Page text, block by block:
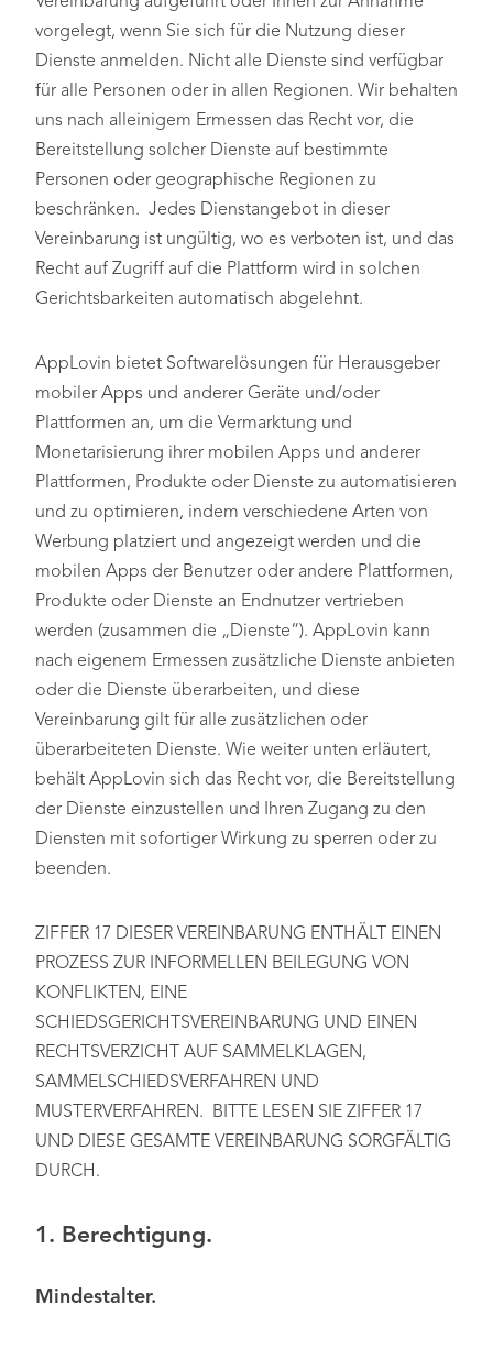
vorgelegt, wenn Sie sich für die Nutzung dieser
Dienste anmelden. Nicht alle Dienste sind verfügbar
für alle Personen oder in allen Regionen. Wir behalten
uns nach alleinigem Ermessen das Recht vor, die
Bereitstellung solcher Dienste auf bestimmte
Personen oder geographische Regionen zu
beschränken. Jedes Dienstangebot in dieser
Vereinbarung ist ungültig, wo es verboten ist, und das
Recht auf Zugriff auf die Plattform wird in solchen
Gerichtsbarkeiten automatisch abgelehnt.
AppLovin bietet Softwarelösungen für Herausgeber
mobiler Apps und anderer Geräte und/oder
Plattformen an, um die Vermarktung und
Monetarisierung ihrer mobilen Apps und anderer
Plattformen, Produkte oder Dienste zu automatisieren
und zu optimieren, indem verschiedene Arten von
Werbung platziert und angezeigt werden und die
mobilen Apps der Benutzer oder andere Plattformen,
Produkte oder Dienste an Endnutzer vertrieben
werden (zusammen die „Dienste“). AppLovin kann
nach eigenem Ermessen zusätzliche Dienste anbieten
oder die Dienste überarbeiten, und diese
Vereinbarung gilt für alle zusätzlichen oder
überarbeiteten Dienste. Wie weiter unten erläutert,
behält AppLovin sich das Recht vor, die Bereitstellung
der Dienste einzustellen und Ihren Zugang zu den
Diensten mit sofortiger Wirkung zu sperren oder zu
beenden.
ZIFFER 17 DIESER VEREINBARUNG ENTHÄLT EINEN
PROZESS ZUR INFORMELLEN BEILEGUNG VON
KONFLIKTEN, EINE
SCHIEDSGERICHTSVEREINBARUNG UND EINEN
RECHTSVERZICHT AUF SAMMELKLAGEN,
SAMMELSCHIEDSVERFAHREN UND
MUSTERVERFAHREN. BITTE LESEN SIE ZIFFER 17
UND DIESE GESAMTE VEREINBARUNG SORGFÄLTIG
DURCH.
1. Berechtigung.
Mindestalter.